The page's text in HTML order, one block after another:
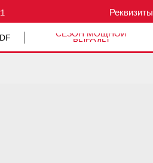
Реквизиты
СЕЗОН МОЩНОЙ
ВЫГОДЫ